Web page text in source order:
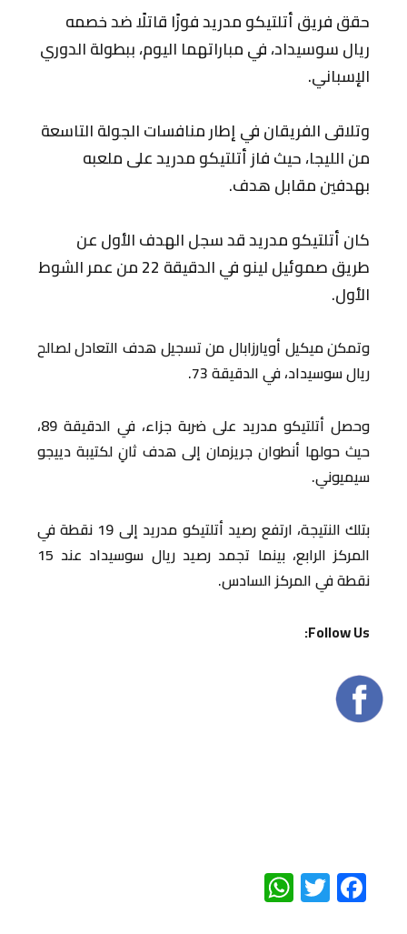
حقق فريق أتلتيكو مدريد فوزًا قاتلًا ضد خصمه
ريال سوسيداد، في مباراتهما اليوم، ببطولة الدوري
الإسباني.
وتلاقى الفريقان في إطار منافسات الجولة التاسعة
من الليجا، حيث فاز أتلتيكو مدريد على ملعبه
بهدفين مقابل هدف.
كان أتلتيكو مدريد قد سجل الهدف الأول عن
طريق صموئيل لينو في الدقيقة 22 من عمر الشوط
الأول.
وتمكن ميكيل أويارزابال من تسجيل هدف التعادل لصالح
ريال سوسيداد، في الدقيقة 73.
وحصل أتلتيكو مدريد على ضربة جزاء، في الدقيقة 89،
حيث حولها أنطوان جريزمان إلى هدف ثانِ لكتيبة دييجو
سيميوني.
بتلك النتيجة، ارتفع رصيد أتلتيكو مدريد إلى 19 نقطة في
المركز الرابع، بينما تجمد رصيد ريال سوسيداد عند 15
نقطة في المركز السادس.
Follow Us:
Facebook
Twitter
WhatsApp